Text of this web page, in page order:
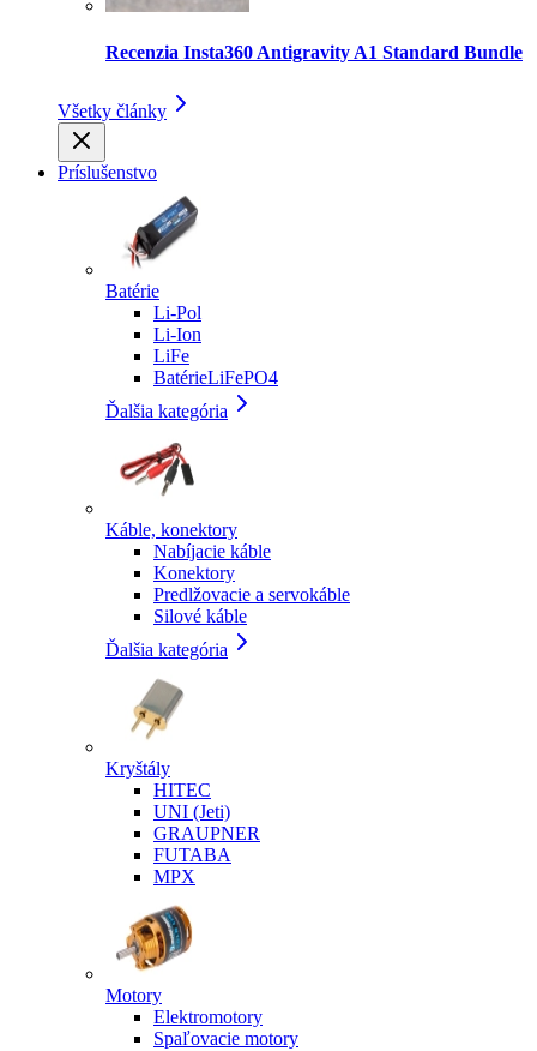
Recenzia Insta360 Antigravity A1 Standard Bundle
Všetky články
Príslušenstvo
Batérie
Li-Pol
Li-Ion
LiFe
BatérieLiFePO4
Ďalšia kategória
Káble, konektory
Nabíjacie káble
Konektory
Predlžovacie a servokáble
Silové káble
Ďalšia kategória
Kryštály
HITEC
UNI (Jeti)
GRAUPNER
FUTABA
MPX
Motory
Elektromotory
Spaľovacie motory